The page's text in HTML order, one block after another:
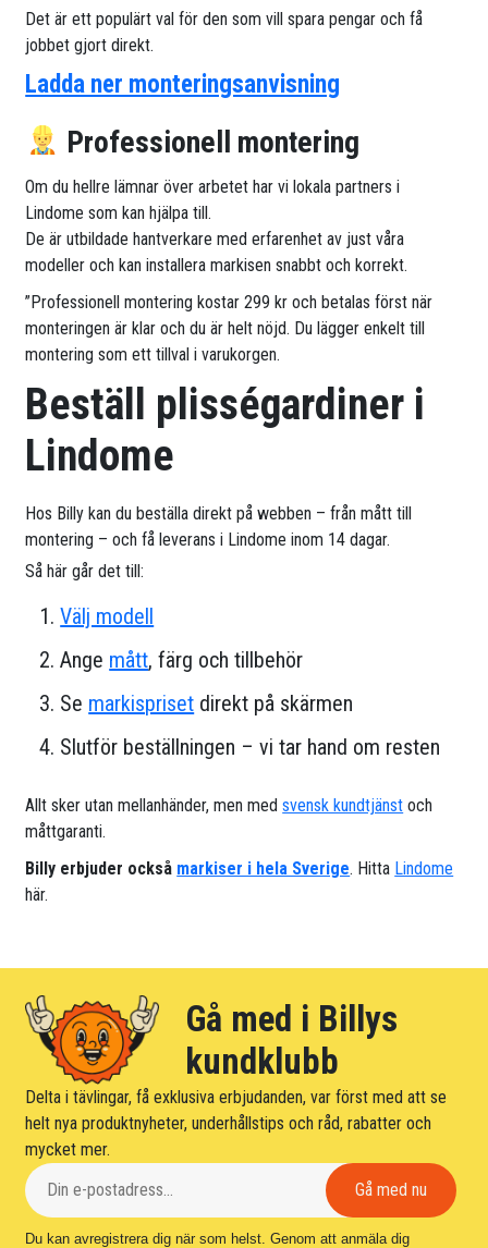
Det är ett populärt val för den som vill spara pengar och få
jobbet gjort direkt.
Ladda ner monteringsanvisning
Professionell montering
Om du hellre lämnar över arbetet har vi lokala partners i
Lindome som kan hjälpa till.
De är utbildade hantverkare med erfarenhet av just våra
modeller och kan installera markisen snabbt och korrekt.
”Professionell montering kostar 299 kr och betalas först när
monteringen är klar och du är helt nöjd. Du lägger enkelt till
montering som ett tillval i varukorgen.
Beställ plisségardiner i
Lindome
Hos Billy kan du beställa direkt på webben – från mått till
montering – och få leverans i Lindome inom 14 dagar.
Så här går det till:
Välj modell
Ange mått, färg och tillbehör
Se markispriset direkt på skärmen
Slutför beställningen – vi tar hand om resten
Allt sker utan mellanhänder, men medsvensk kundtjänst och
måttgaranti.
Billy erbjuder också markiser i hela Sverige. Hitta Lindome
här.
Gå med i Billys
kundklubb
Delta i tävlingar, få exklusiva erbjudanden, var först med att se
helt nya produktnyheter, underhållstips och råd, rabatter och
mycket mer.
Du kan avregistrera dig när som helst. Genom att anmäla dig